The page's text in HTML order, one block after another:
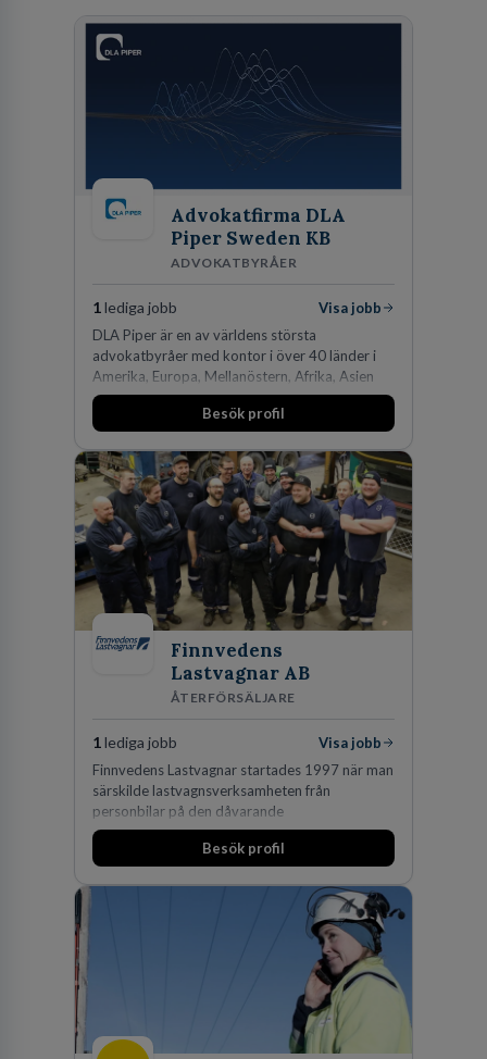
Advokatfirma DLA
Piper Sweden KB
ADVOKATBYRÅER
1lediga jobb
Visa jobb
DLA Piper är en av världens största
advokatbyråer med kontor i över 40 länder i
Amerika, Europa, Mellanöstern, Afrika, Asien
och Oceanien. Vi är specialister inom
affärsjuridikens alla områden och vi har några
fler än 450 jurister på fem kontor i Stockholm,
Köpenhamn, Århus, Oslo och Helsingfors kan vi
på DLA Piper erbjuda våra klienter en unik,
effektiv och gränsöverskridande nordisk
expertis. På vårt kontor i centrala Stockholm är
vi idag drygt 240 medarbetare.
Besök profil
Finnvedens
Lastvagnar AB
ÅTERFÖRSÄLJARE
1lediga jobb
Visa jobb
Finnvedens Lastvagnar startades 1997 när man
särskilde lastvagnsverksamheten från
personbilar på den dåvarande
huvudanläggningen i Värnamo. Sedan dess har
man expanderat kraftigt genom ett antal
den största privata återförsäljaren av Volvo
Lastvagnar och finns representerade på 20
Besök profil